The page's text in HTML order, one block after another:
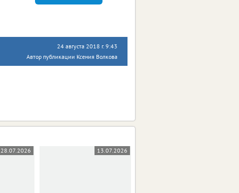
24 августа 2018 г. 9:43
Автор публикации Ксения Волкова
28.07.2026 13.07.2026